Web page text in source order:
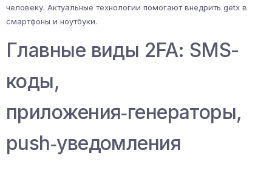
человеку. Актуальные технологии помогают внедрить getx в
смартфоны и ноутбуки.
Главные виды 2FA: SMS-
коды,
приложения‑генераторы,
push‑уведомления